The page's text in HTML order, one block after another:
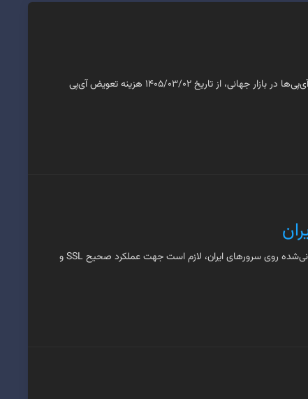
با سلام و احترام به اطلاع کاربران گرامی می‌رسانیم، با توجه به افزایش هزینه و قیمت‌گذاری جدید آی‌پی‌ها در بازار جهانی، از تاریخ ۱۴۰۵/۰۳/۰۲ هزینه تعویض آی‌پی
کاربران گرامی،با توجه به اختلالات اخیر در فرآیند صدور و تمدید SSL برای برخی از سایت‌های میزبانی‌شده روی سرورهای ایران، لازم است جهت عملکرد صحیح SSL و